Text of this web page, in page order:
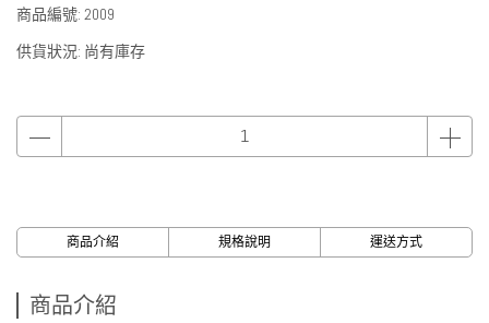
商品編號: 2009
供貨狀況: 尚有庫存
商品介紹 規格說明 運送方式
商品介紹